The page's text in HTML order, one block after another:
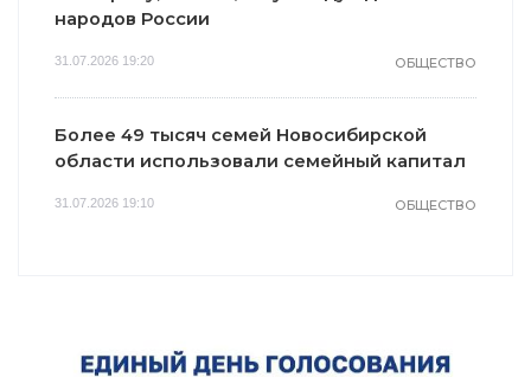
народов России
31.07.2026 19:20 ОБЩЕСТВО
Более 49 тысяч семей Новосибирской
области использовали семейный капитал
31.07.2026 19:10 ОБЩЕСТВО